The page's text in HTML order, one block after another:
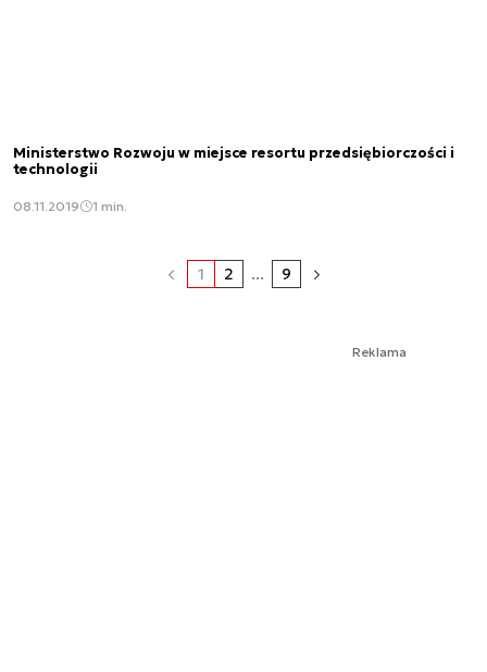
Ministerstwo Rozwoju w miejsce resortu przedsiębiorczości i
technologii
08.11.2019 1 min.
1 2 ... 9
Reklama